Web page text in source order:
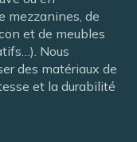
mezzanines, de
et de meubles
Nous
des matériaux de
et la durabilité